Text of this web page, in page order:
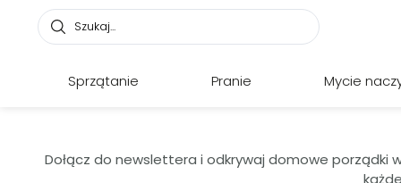
Sprzątanie Pranie Mycie
Dołącz do newslettera i odkrywaj domowe porządki